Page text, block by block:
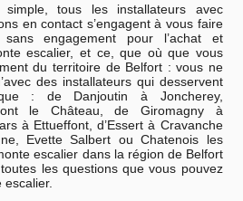
simple, tous les installateurs avec
en contact s’engagent à vous faire
engagement pour l’achat et
escalier, et ce, que où que vous
du territoire de Belfort : vous ne
des installateurs qui desservent
: de Danjoutin à Joncherey,
le Château, de Giromagny à
à Ettueffont, d’Essert à Cravanche
Evette Salbert ou Chatenois les
escalier dans la région de Belfort
les questions que vous pouvez